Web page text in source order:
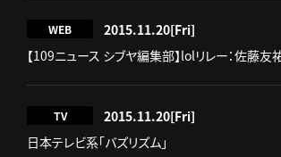
WEB 2015.11.20[Fri]
【109ニュース シブヤ編集部】lolリレー：佐藤友
TV 2015.11.20[Fri]
日本テレビ系「バズリズム」